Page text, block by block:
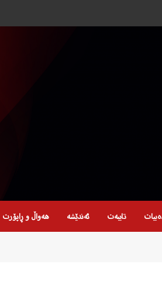
تایبەت ئەندێشە هەواڵ و ڕاپۆرت